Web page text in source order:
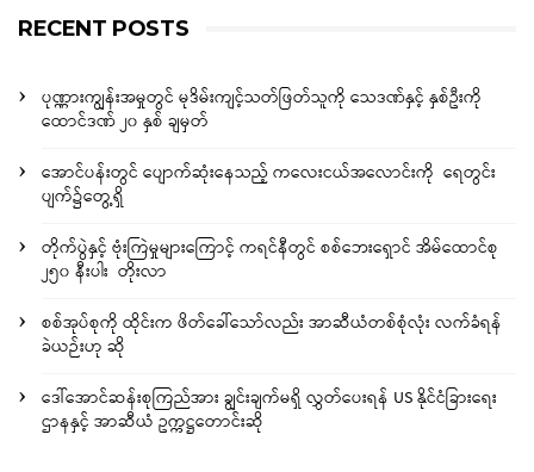
RECENT POSTS
ပုဏ္ဏားကျွန်းအမှုတွင် မုဒိမ်းကျင့်သတ်ဖြတ်သူကို သေဒဏ်နှင့် နှစ်ဦးကို
ထောင်ဒဏ် ၂၀ နှစ် ချမှတ်
အောင်ပန်းတွင် ပျောက်ဆုံးနေသည့် ကလေးငယ်အလောင်းကို ရေတွင်း
ပျက်၌တွေ့ရှိ
တိုက်ပွဲနှင့် ဗုံးကြဲမှုများကြောင့် ကရင်နီတွင် စစ်ဘေးရှောင် အိမ်ထောင်စု
၂၅၀ နီးပါး တိုးလာ
စစ်အုပ်စုကို ထိုင်းက ဖိတ်ခေါ်သော်လည်း အာဆီယံတစ်စုံလုံး လက်ခံရန်
ခဲယဉ်းဟု ဆို
ဒေါ်အောင်ဆန်းစုကြည်အား ချွင်းချက်မရှိ လွှတ်ပေးရန် US နိုင်ငံခြားရေး
ဌာနနှင့် အာဆီယံ ဥက္ကဋ္ဌတောင်းဆို